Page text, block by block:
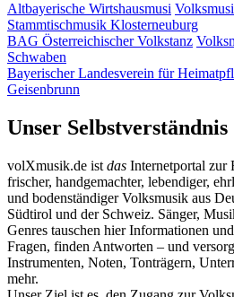
Altbayerische Wirtshausmusi
Stammtischmusik Klosterneuburg
BAG Österreichischer Volkstanz
Schwaben
Bayerischer Landesverein für
Geisenbrunn
Unser Selbstverständnis
volXmusik.de ist das Internetportal zur
frischer, handgemachter, lebendiger,
und bodenständiger Volksmusik aus
Südtirol und der Schweiz. Sänger,
Genres tauschen hier Informationen
Fragen, finden Antworten – und
Instrumenten, Noten, Tonträgern,
mehr.